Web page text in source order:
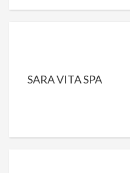
SARA VITA SPA